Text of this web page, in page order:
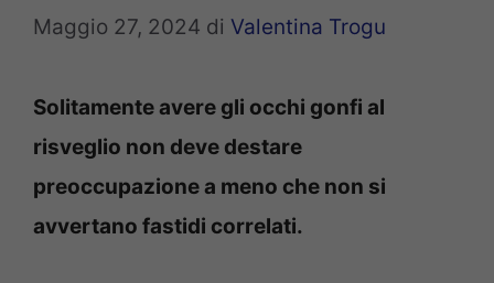
Maggio 27, 2024 di Valentina Trogu
Solitamente avere gli occhi gonfi al
risveglio non deve destare
preoccupazione a meno che non si
avvertano fastidi correlati.